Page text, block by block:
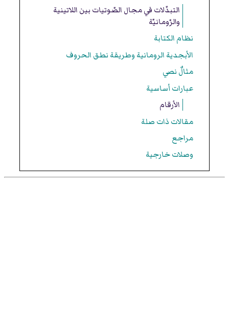
التبدّلات في مجال الصّوتيات بين اللاتينية
والرّومانيّة
نظام الكتابة
الأبجدية الرومانية وطريقة نطق الحروف
مثالٌ نصي
عبارات أساسية
الأرقام
مقالات ذات صلة
مراجع
وصلات خارجية